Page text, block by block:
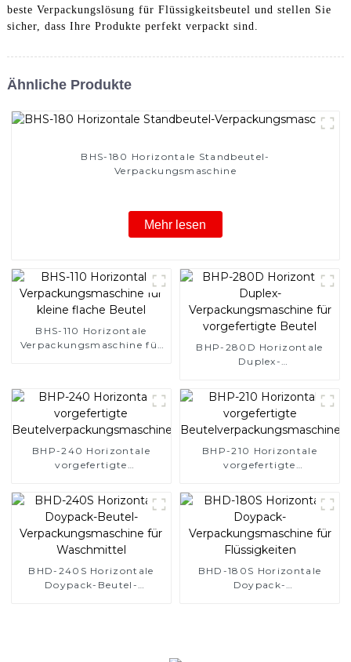
beste Verpackungslösung für Flüssigkeitsbeutel und stellen Sie
sicher, dass Ihre Produkte perfekt verpackt sind.
Ähnliche Produkte
BHS-180 Horizontale Standbeutel-
Verpackungsmaschine
Mehr lesen
BHS-110 Horizontale
Verpackungsmaschine für
BHP-280D Horizontale
Duplex-
BHP-240 Horizontale
vorgefertigte
BHP-210 Horizontale
vorgefertigte
BHD-240S Horizontale
Doypack-Beutel-
BHD-180S Horizontale
Doypack-